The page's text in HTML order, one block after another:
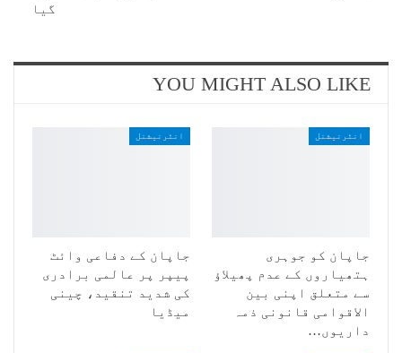
گیا
YOU MIGHT ALSO LIKE
انٹرنیشنل
جاپان کو جوہری
ہتھیاروں کے عدم پھیلاؤ
سے متعلق اپنی بین
الاقوامی قانونی ذمہ
داریوں…
انٹرنیشنل
جاپان کے دفاعی وائٹ
پیپر پر عالمی برادری
کی شدید تنقید، چینی
میڈیا